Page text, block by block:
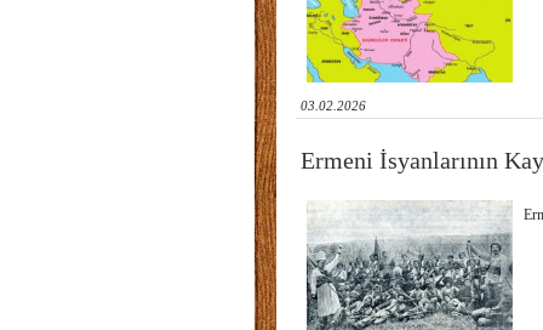
03.02.2026
Ermeni İsyanlarının